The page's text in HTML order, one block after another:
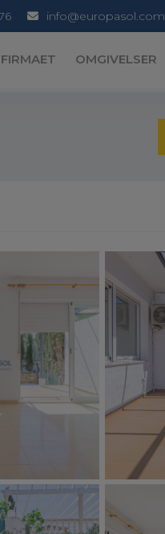
info@europasol.com
FIRMAET OMGIVELSER